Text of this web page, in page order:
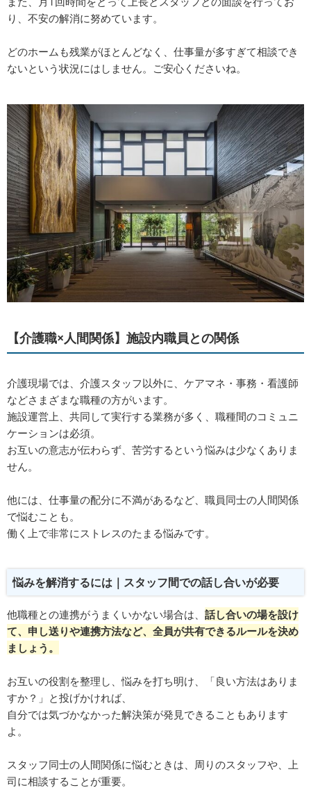
り、不安の解消に努めています。
どのホームも残業がほとんどなく、仕事量が多すぎて相談でき
ないという状況にはしません。ご安心くださいね。
【介護職×人間関係】施設内職員との関係
介護現場では、介護スタッフ以外に、ケアマネ・事務・看護師
などさまざまな職種の方がいます。
施設運営上、共同して実行する業務が多く、職種間のコミュニ
ケーションは必須。
お互いの意志が伝わらず、苦労するという悩みは少なくありま
せん。
他には、仕事量の配分に不満があるなど、職員同士の人間関係
で悩むことも。
働く上で非常にストレスのたまる悩みです。
悩みを解消するには｜スタッフ間での話し合いが必要
他職種との連携がうまくいかない場合は、 話し合いの場を設け
て、申し送りや連携方法など、全員が共有できるルールを決め
ましょう。
お互いの役割を整理し、悩みを打ち明け、「良い方法はありま
すか？」と投げかければ、
自分では気づかなかった解決策が発見できることもあります
よ。
スタッフ同士の人間関係に悩むときは、周りのスタッフや、上
司に相談することが重要。